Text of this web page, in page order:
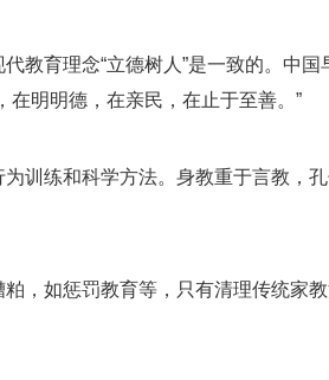
教育理念“立德树人”是一致的。中国
在明明德，在亲民，在止于至善。”
训练和科学方法。身教重于言教，
，如惩罚教育等，只有清理传统家